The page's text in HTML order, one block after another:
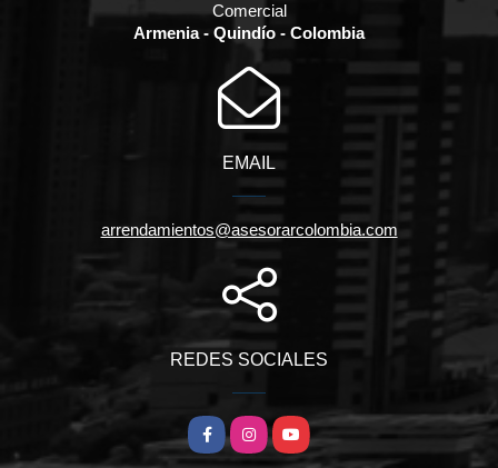
Comercial
Armenia - Quindío - Colombia
EMAIL
arrendamientos@asesorarcolombia.com
REDES SOCIALES
FacebookInstagramYouTube